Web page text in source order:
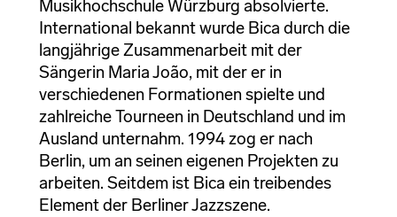
Musikhochschule Würzburg absolvierte.
International bekannt wurde Bica durch die
langjährige Zusammenarbeit mit der
Sängerin Maria João, mit der er in
verschiedenen Formationen spielte und
zahlreiche Tourneen in Deutschland und im
Ausland unternahm. 1994 zog er nach
Berlin, um an seinen eigenen Projekten zu
arbeiten. Seitdem ist Bica ein treibendes
Element der Berliner Jazzszene.